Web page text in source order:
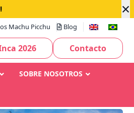
×
Machu Picchu Blog
2026 Contacto
SOBRE NOSOTROS